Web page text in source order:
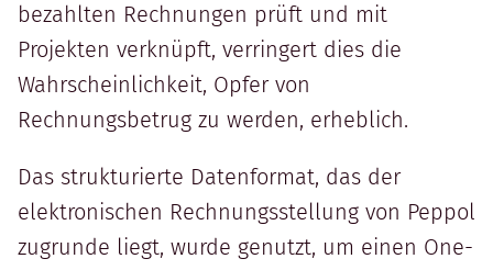
bezahlten Rechnungen prüft und mit
Projekten verknüpft, verringert dies die
Wahrscheinlichkeit, Opfer von
Rechnungsbetrug zu werden, erheblich.
Das strukturierte Datenformat, das der
elektronischen Rechnungsstellung von Peppol
zugrunde liegt, wurde genutzt, um einen One-